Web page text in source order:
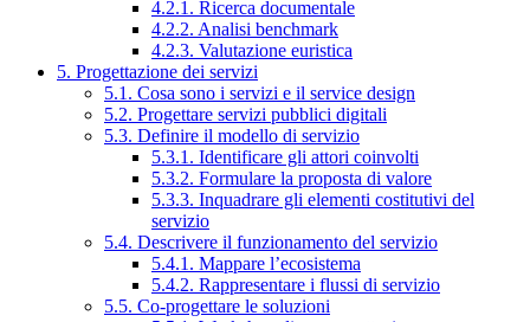
4.2.1. Ricerca documentale
4.2.2. Analisi benchmark
4.2.3. Valutazione euristica
5. Progettazione dei servizi
5.1. Cosa sono i servizi e il service design
5.2. Progettare servizi pubblici digitali
5.3. Definire il modello di servizio
5.3.1. Identificare gli attori coinvolti
5.3.2. Formulare la proposta di valore
5.3.3. Inquadrare gli elementi costitutivi del
servizio
5.4. Descrivere il funzionamento del servizio
5.4.1. Mappare l’ecosistema
5.4.2. Rappresentare i flussi di servizio
5.5. Co-progettare le soluzioni